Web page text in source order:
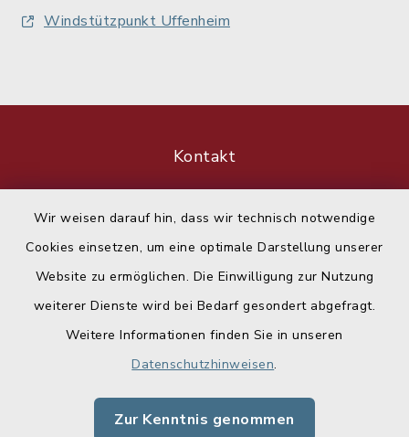
Wir weisen darauf hin, dass wir technisch notwendige
Cookies einsetzen, um eine optimale Darstellung unserer
Website zu ermöglichen. Die Einwilligung zur Nutzung
weiterer Dienste wird bei Bedarf gesondert abgefragt.
Weitere Informationen finden Sie in unseren
Datenschutzhinweisen.
Zur Kenntnis genommen
Windstützpunkt Uffenheim
Kontakt
Datenschutz
Impressum
Sitemap
Cookie-Einstellungen